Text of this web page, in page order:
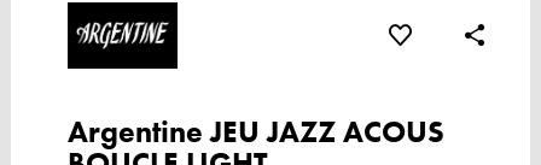
Argentine JEU JAZZ ACOUS